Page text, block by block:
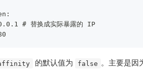
# 替换成实际暴露的 IP
的默认值为 false 。主要是因